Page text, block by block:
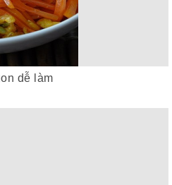
dễ làm